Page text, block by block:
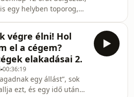
vendéglátás és
. A Mo
egy helyben toporog,
neked, mint egy falat
gondolkodásmód-
szükség ahhoz, hogy a
gyors tempóját fel tudja
Hogy lehet időt
a tevékenységekre,
végre élni! Hol
el a cégem?
elakadásai 2.
00:36:19
egy állást”, sok
ezt, és egy idő után